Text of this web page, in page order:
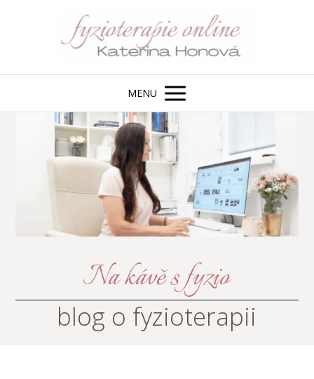
MENU
Na kávě s fyzio
blog o fyzioterapii